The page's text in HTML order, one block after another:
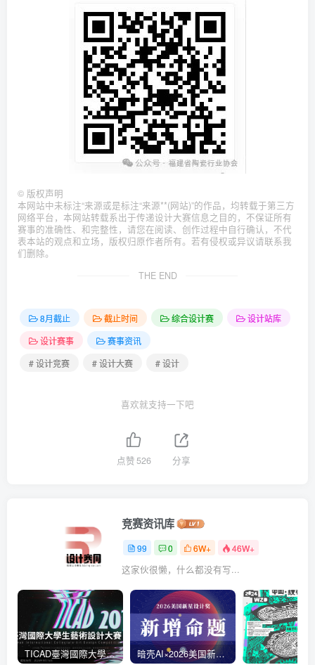
© 版权声明
本网站中未标注“来源或是标注“来源**(网站)”的作品，均转载于第三方
网络平台，本网站转载系出于传递设计大赛信息之目的，不保证所有
赛事的准确性、和完整性，请您在阅读、创作过程中自行确认，不代
表本站的观点和立场，版权归原作者所有。若有侵权或异议请联系我
们删除。
THE END
8月截止 截止时间 综合设计赛
设计站库
设计赛事
赛事资讯
# 设计竞赛
# 设计大赛 # 设计
喜欢就支持一下吧
点赞 526 分享
竞赛资讯库
99 0 6W+ 46W+
这家伙很懒，什么都没有写...
TICAD臺灣國際大學生藝術設計大賽 暗壳AI×2026美国新星设计奖